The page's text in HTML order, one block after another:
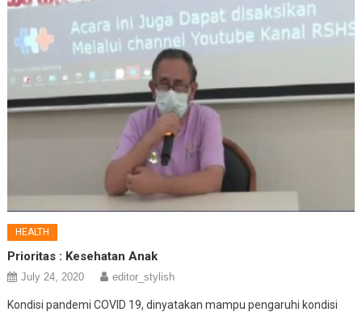
HEALTH
Prioritas : Kesehatan Anak
July 24, 2020 editor_stylish
Kondisi pandemi COVID 19, dinyatakan mampu pengaruhi kondisi